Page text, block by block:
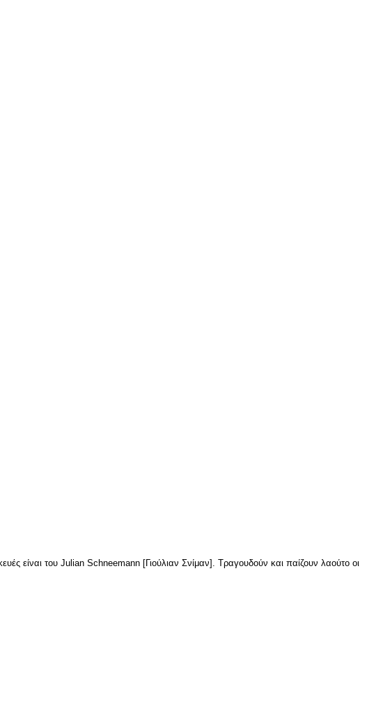
είναι του Julian Schneemann [Γιούλιαν Σνίμαν]. Τραγουδούν και παίζουν λαούτο οι